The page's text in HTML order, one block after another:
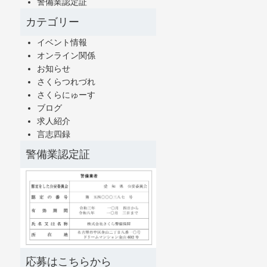
警備業認定証
カテゴリー
イベント情報
オンライン関係
お知らせ
さくらつれづれ
さくらにゅーす
ブログ
求人紹介
言志四録
警備業認定証
応募はこちらから